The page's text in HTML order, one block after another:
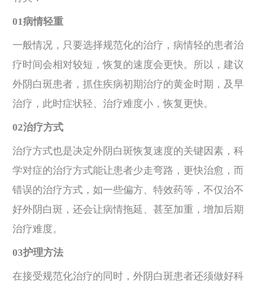
01病情轻重
一般情况，只要选择规范化的治疗，病情轻的患者治
疗时间会相对较短，恢复的速度会更快。所以，建议
外阴白斑患者，抓住疾病初期治疗的黄金时期，及早
治疗，此时症状轻、治疗难度小，恢复更快。
02治疗方式
治疗方式也是决定外阴白斑恢复速度的关键因素，科
学对症的治疗方式能让患者少走弯路，更快治愈，而
错误的治疗方式，如一些偏方、特效药等，不仅治不
好外阴白斑，还会让病情拖延、甚至加重，增加后期
治疗难度。
03护理方法
在接受规范化治疗的同时，外阴白斑患者还须做好科